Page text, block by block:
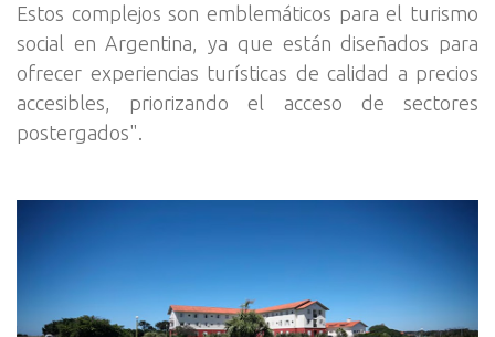
Estos complejos son emblemáticos para el turismo
social en Argentina, ya que están diseñados para
ofrecer experiencias turísticas de calidad a precios
accesibles, priorizando el acceso de sectores
postergados".